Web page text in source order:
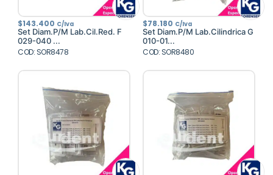
$143.400 C/Iva
Set Diam.P/M Lab.Cil.Red. F
029-040 ...
COD: SOR8478
$78.180 C/Iva
Set Diam.P/M Lab.Cilindrica G
010-01...
COD: SOR8480